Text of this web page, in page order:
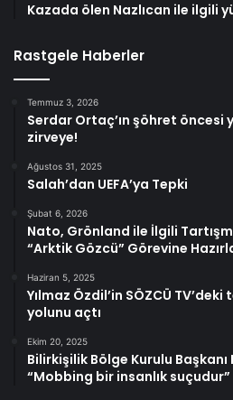
Kazada ölen Nazlıcan ile ilgili
Rastgele Haberler
Temmuz 3, 2026
Serdar Ortaç’ın şöhret öncesi
zirveye!
Ağustos 31, 2025
Salah’dan UEFA’ya Tepki
Şubat 6, 2026
Nato, Grönland ile İlgili
“Arktik Gözcü” Görevine
Haziran 5, 2025
Yılmaz Özdil’in SÖZCÜ
yolunu açtı
Ekim 20, 2025
Bilirkişilik Bölge Kurulu Başkanı
“Mobbing bir insanlık suçudur”